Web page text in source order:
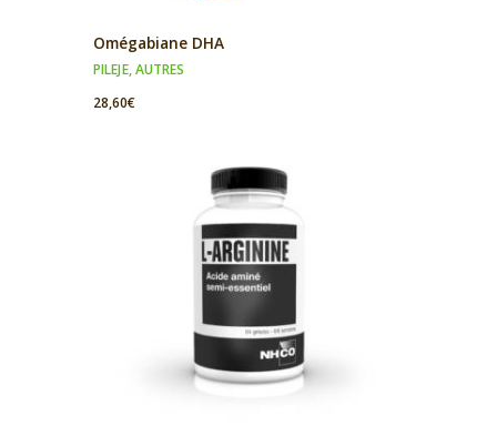
Omégabiane DHA
PILEJE,AUTRES
28,60€